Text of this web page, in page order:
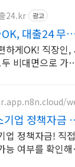
24.kr 광고
대출24 무서
가능!
하게OK! 직장인,
비대면으로 가
기업 정책자금
자가진단
업 정책자금! 직접
능 여부를 확인해